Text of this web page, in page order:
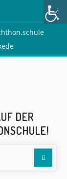
DER